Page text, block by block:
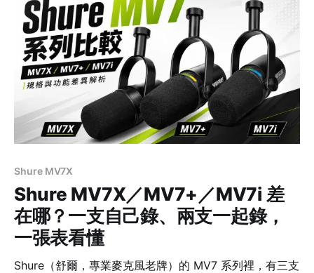
見的 inline 增益器，選 SM7B 就夠；不確定介面增益夠不
夠，或只想用一條 XLR 線完成連接，SM7dB 會省事許
多。 先給結論：差別不在音質，而在增益怎麼來
SM7BSM7dB 核心差異純被動動圈麥克風內建可切換主動
前級 內建增益無＋18／＋28 dB 可切回被動模式？本來就
是被動可以，
Shure MV7X
Shure MV7X／MV7+／MV7i 差
在哪？一支自己錄、兩支一起錄，
一張表看懂
Shure（舒爾，專業麥克風老牌）的 MV7 系列裡，有三支